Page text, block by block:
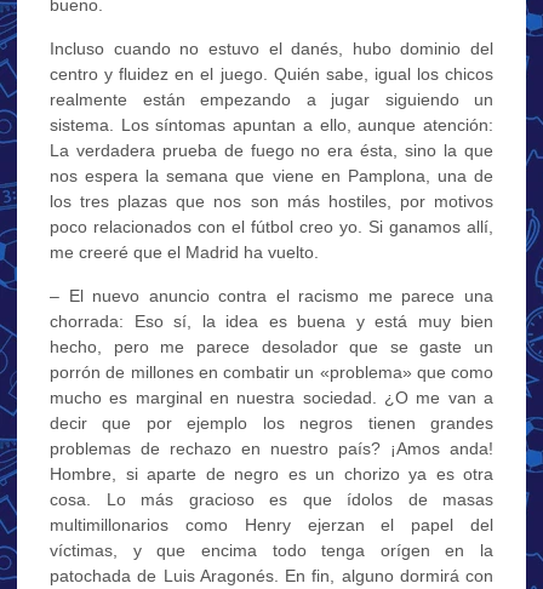
bueno.
Incluso cuando no estuvo el danés, hubo dominio del
centro y fluidez en el juego. Quién sabe, igual los chicos
realmente están empezando a jugar siguiendo un
sistema. Los síntomas apuntan a ello, aunque atención:
La verdadera prueba de fuego no era ésta, sino la que
nos espera la semana que viene en Pamplona, una de
los tres plazas que nos son más hostiles, por motivos
poco relacionados con el fútbol creo yo. Si ganamos allí,
me creeré que el Madrid ha vuelto.
– El nuevo anuncio contra el racismo me parece una
chorrada: Eso sí, la idea es buena y está muy bien
hecho, pero me parece desolador que se gaste un
porrón de millones en combatir un «problema» que como
mucho es marginal en nuestra sociedad. ¿O me van a
decir que por ejemplo los negros tienen grandes
problemas de rechazo en nuestro país? ¡Amos anda!
Hombre, si aparte de negro es un chorizo ya es otra
cosa. Lo más gracioso es que ídolos de masas
multimillonarios como Henry ejerzan el papel del
víctimas, y que encima todo tenga orígen en la
patochada de Luis Aragonés. En fin, alguno dormirá con